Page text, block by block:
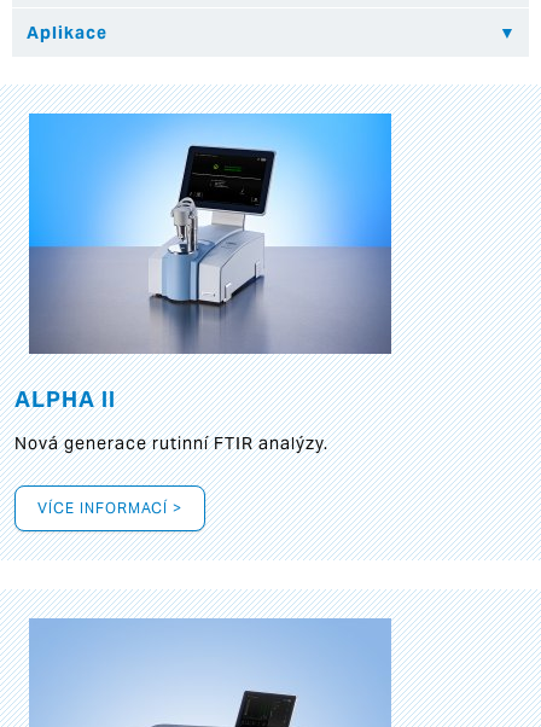
ALPHA II
Nová generace rutinní FTIR analýzy.
VÍCE INFORMACÍ >